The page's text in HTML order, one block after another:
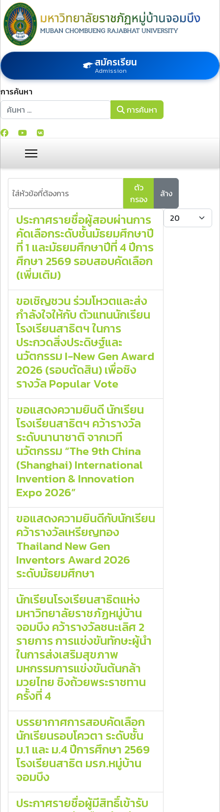
สมัครเรียน
Admission
การค้นหา
การค้นหา
การค้นหา
ตัว
กรอง
ล้าง
แสดง #
ประกาศรายชื่อผู้สอบผ่านการ
คัดเลือกระดับชั้นมัธยมศึกษาปี
ที่ 1 และมัธยมศึกษาปีที่ 4 ปีการ
ศึกษา 2569 รอบสอบคัดเลือก
(เพิ่มเติม)
ขอเชิญชวน ร่วมโหวตและส่ง
กำลังใจให้กับ ตัวแทนนักเรียน
โรงเรียนสาธิตฯ ในการ
ประกวดสิ่งประดิษฐ์และ
นวัตกรรม I-New Gen Award
2026 (รอบตัดสิน) เพื่อชิง
รางวัล Popular Vote
ขอแสดงความยินดี นักเรียน
โรงเรียนสาธิตฯ คว้ารางวัล
ระดับนานาชาติ จากเวที
นวัตกรรม “The 9th China
(Shanghai) International
Invention & Innovation
Expo 2026”
ขอแสดงความยินดีกับนักเรียน
คว้ารางวัลเหรียญทอง
Thailand New Gen
Inventors Award 2026
ระดับมัธยมศึกษา
นักเรียนโรงเรียนสาธิตแห่ง
มหาวิทยาลัยราชภัฏหมู่บ้าน
จอมบึง คว้ารางวัลชนะเลิศ 2
รายการ การแข่งขันทักษะผู้นำ
ในการส่งเสริมสุขภาพ
มหกรรมการแข่งขันต้นกล้า
มวยไทย ชิงถ้วยพระราชทาน
ครั้งที่ 4
บรรยากาศการสอบคัดเลือก
นักเรียนรอบโควตา ระดับชั้น
ม.1 และ ม.4 ปีการศึกษา 2569
โรงเรียนสาธิต มรภ.หมู่บ้าน
จอมบึง
ประกาศรายชื่อผู้มีสิทธิ์เข้ารับ